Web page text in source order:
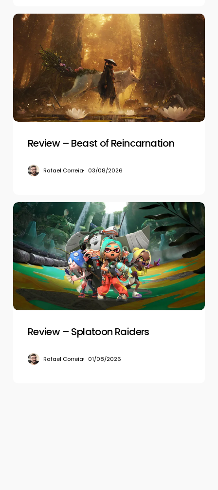
Review
–
Beast
Reincarnation
Review – Beast of Reincarnation
Rafael Correia 03/08/2026
Review
–
Splatoon
Raiders
Review – Splatoon Raiders
Rafael Correia 01/08/2026